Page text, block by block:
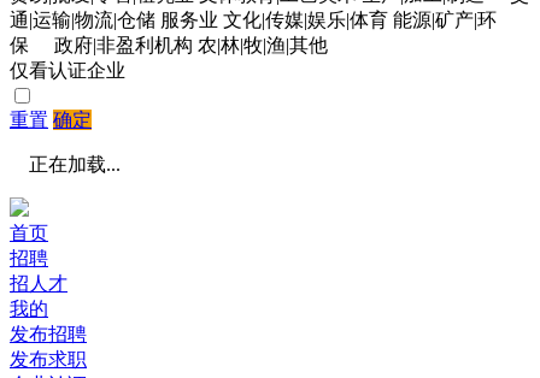
通|运输|物流|仓储 服务业 文化|传媒|娱乐|体育 能源|矿产|环
保
政府|非盈利机构 农|林|牧|渔|其他
仅看认证企业
重置 确定
正在加载...
首页
招聘
招人才
我的
发布招聘
发布求职